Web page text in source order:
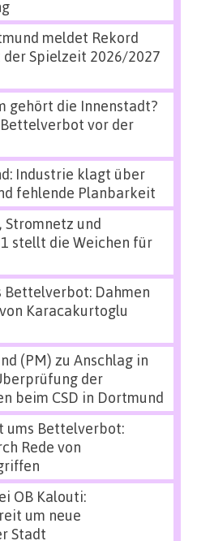
meldet Rekord
Spielzeit 2026/2027
gehört die Innenstadt?
vor der
Industrie klagt über
fehlende Planbarkeit
Stromnetz und
stellt die Weichen für
Bettelverbot: Dahmen
Karacakurtoglu
(PM) zu Anschlag in
der
beim CSD in Dortmund
ums Bettelverbot:
Rede von
OB Kalouti:
um neue
Stadt